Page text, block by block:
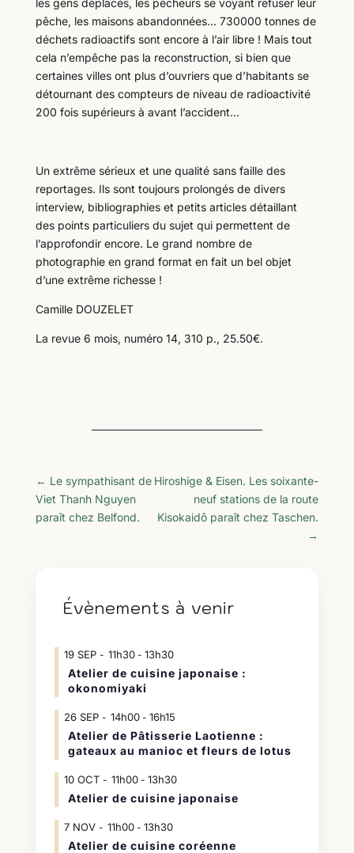
les gens déplacés, les pêcheurs se voyant refuser leur
pêche, les maisons abandonnées… 730000 tonnes de
déchets radioactifs sont encore à l’air libre ! Mais tout
cela n’empêche pas la reconstruction, si bien que
certaines villes ont plus d’ouvriers que d’habitants se
détournant des compteurs de niveau de radioactivité
200 fois supérieurs à avant l’accident…
Un extrême sérieux et une qualité sans faille des
reportages. Ils sont toujours prolongés de divers
interview, bibliographies et petits articles détaillant
des points particuliers du sujet qui permettent de
l’approfondir encore. Le grand nombre de
photographie en grand format en fait un bel objet
d’une extrême richesse !
Camille DOUZELET
La revue 6 mois, numéro 14, 310 p., 25.50€.
← Le sympathisant de
Viet Thanh Nguyen
paraît chez Belfond.
Hiroshige & Eisen. Les soixante-
neuf stations de la route
Kisokaidô paraît chez Taschen.
→
Évènements à venir
19 SEP 11h30- 13h30
Atelier de cuisine japonaise :
okonomiyaki
26 SEP 14h00- 16h15
Atelier de Pâtisserie Laotienne :
gateaux au manioc et fleurs de lotus
10 OCT 11h00- 13h30
Atelier de cuisine japonaise
7 NOV 11h00- 13h30
Atelier de cuisine coréenne